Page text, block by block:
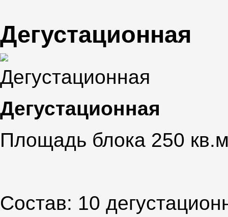
Дегустационная
Дегустационная
Площадь блока 250
Состав: 10